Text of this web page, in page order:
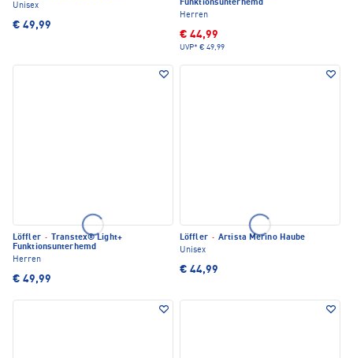
Unisex
€ 49,99
Funktionsunterhemd
Herren
€ 44,99
UVP* € 49,99
Löffler ·
Transtex® Light+
Funktionsunterhemd
Herren
€ 49,99
Löffler · Artista Merino Haube
Unisex
€ 44,99